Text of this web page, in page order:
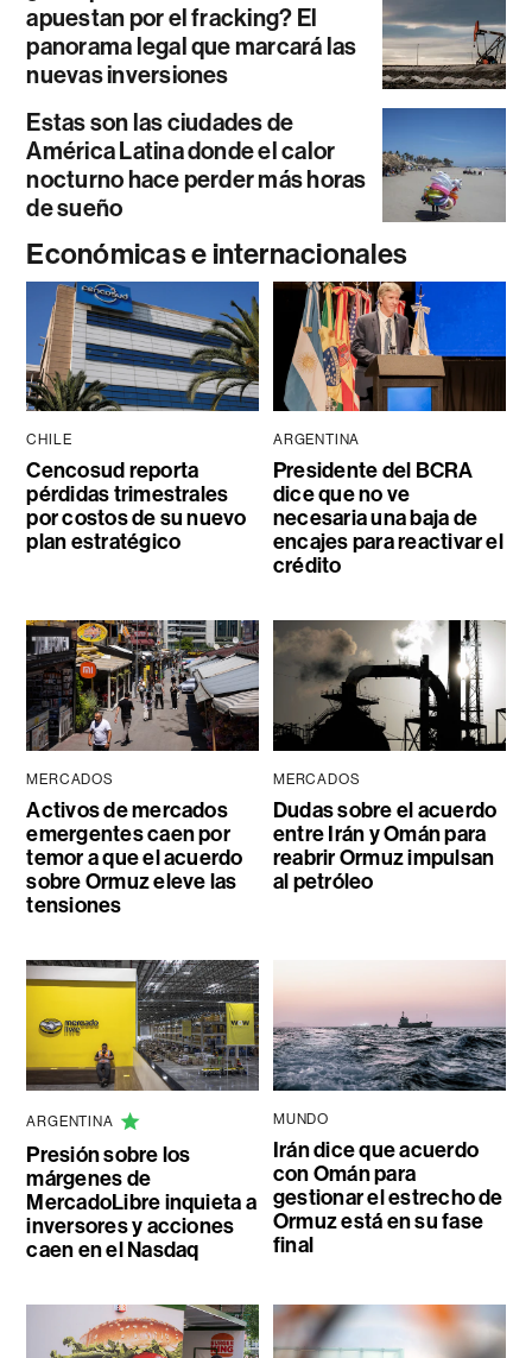
apuestan por el fracking? El
panorama legal que marcará las
nuevas inversiones
Estas son las ciudades de
América Latina donde el calor
nocturno hace perder más horas
de sueño
Económicas e internacionales
CHILE
Cencosud reporta
pérdidas trimestrales
por costos de su nuevo
plan estratégico
ARGENTINA
Presidente del BCRA
dice que no ve
necesaria una baja de
encajes para reactivar el
crédito
MERCADOS
Activos de mercados
emergentes caen por
temor a que el acuerdo
sobre Ormuz eleve las
tensiones
MERCADOS
Dudas sobre el acuerdo
entre Irán y Omán para
reabrir Ormuz impulsan
al petróleo
ARGENTINA
Presión sobre los
márgenes de
MercadoLibre inquieta a
inversores y acciones
caen en el Nasdaq
MUNDO
Irán dice que acuerdo
con Omán para
gestionar el estrecho de
Ormuz está en su fase
final